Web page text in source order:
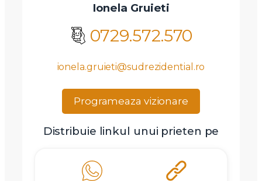
Ionela Gruieti
0729.572.570
ionela.gruieti@sudrezidential.ro
Programeaza vizionare
Distribuie linkul unui prieten pe